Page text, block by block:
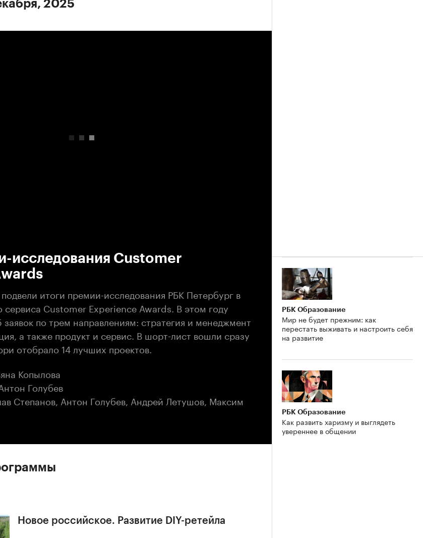
2025
исследования Customer
итоги премии-исследования РБК Петербург в
сервиса Customer Experience Awards. В этом году
по трем направлениям: стратегия и менеджмент
а также продукт и сервис. В шорт-лист вошли сразу
отобрало 14 лучших проектов.
Копылова
Голубев
Степанов, Антон Голубев, Андрей Летушов, Максим
Новое российское. Развитие DIY-ретейла
РБК Образование
Мир не будет прежним: как
перестать выживать и настроить себя
на развитие
РБК Образование
Как развить харизму и выглядеть
увереннее в общении